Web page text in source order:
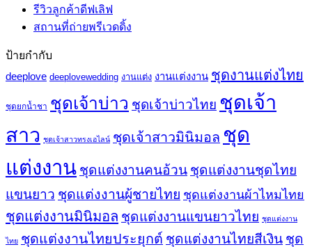
รีวิวลูกค้าดีฟเลิฟ
สถานที่ถ่ายพรีเวดดิ้ง
ป้ายกำกับ
deeplove deeplovewedding งานแต่ง งานแต่งงาน ชุดงานแต่งไทย
ชุดยกน้ำชา ชุดเจ้าบ่าว ชุดเจ้าบ่าวไทย ชุดเจ้า
สาว ชุดเจ้าสาวทรงเอไลน์ ชุดเจ้าสาวมินิมอล ชุด
แต่งงาน ชุดแต่งงานคนอ้วน ชุดแต่งงานชุดไทย
แขนยาว ชุดแต่งงานผู้ชายไทย ชุดแต่งงานผ้าไหมไทย
ชุดแต่งงานมินิมอล ชุดแต่งงานแขนยาวไทย ชุดแต่งงาน
ไทย ชุดแต่งงานไทยประยุกต์ ชุดแต่งงานไทยสีเงิน ชุด